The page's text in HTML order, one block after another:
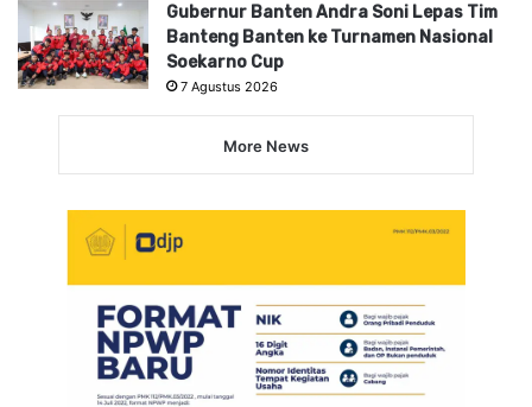
Gubernur Banten Andra Soni Lepas Tim
Banteng Banten ke Turnamen Nasional
Soekarno Cup
7 Agustus 2026
More News